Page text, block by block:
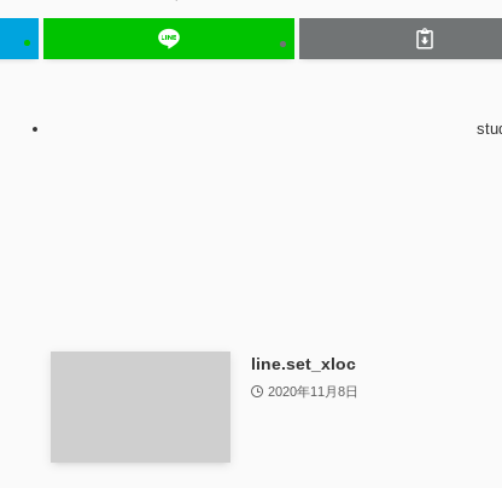
line.set_xloc
2020年11月8日